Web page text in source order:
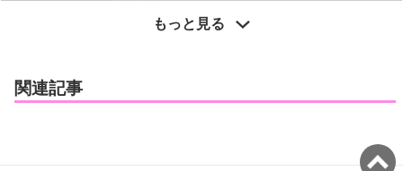
もっと見る
関連記事